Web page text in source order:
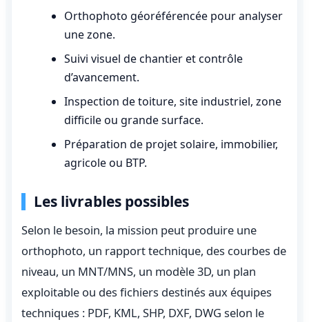
Orthophoto géoréférencée pour analyser
une zone.
Suivi visuel de chantier et contrôle
d’avancement.
Inspection de toiture, site industriel, zone
difficile ou grande surface.
Préparation de projet solaire, immobilier,
agricole ou BTP.
Les livrables possibles
Selon le besoin, la mission peut produire une
orthophoto, un rapport technique, des courbes de
niveau, un MNT/MNS, un modèle 3D, un plan
exploitable ou des fichiers destinés aux équipes
techniques : PDF, KML, SHP, DXF, DWG selon le